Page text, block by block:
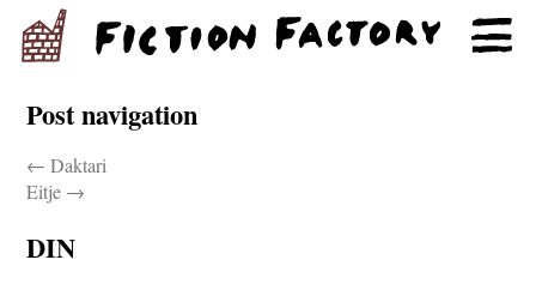
Post navigation
← Daktari
Eitje →
DIN